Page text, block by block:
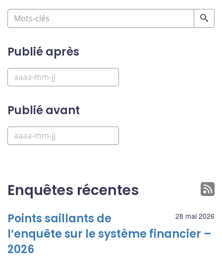
Publié après
Publié avant
Enquêtes récentes
28 mai 2026
Points saillants de
l’enquête sur le système financier –
2026